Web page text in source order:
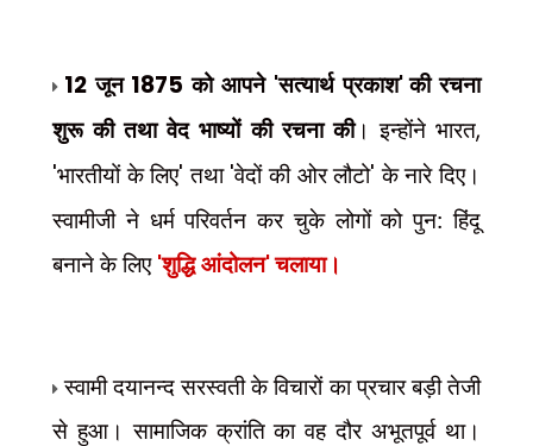
12जून 1875 को आपने 'सत्यार्थ प्रकाश'की रचना
शुरू की तथा वेद भाष्योंकी रचना की। इन्होंने भारत,
'भारतीयों के लिए'तथा 'वेदों की ओर लौटो'के नारे दिए।
स्वामीजी ने धर्म परिवर्तन कर चुके लोगों को पुन: हिंदू
बनाने के लिए 'शुद्धि आंदोलन'चलाया।
स्वामी दयानन्द सरस्वती के विचारों का प्रचार बड़ी तेजी
से हुआ। सामाजिक क्रांति का वह दौर अभूतपूर्व था।